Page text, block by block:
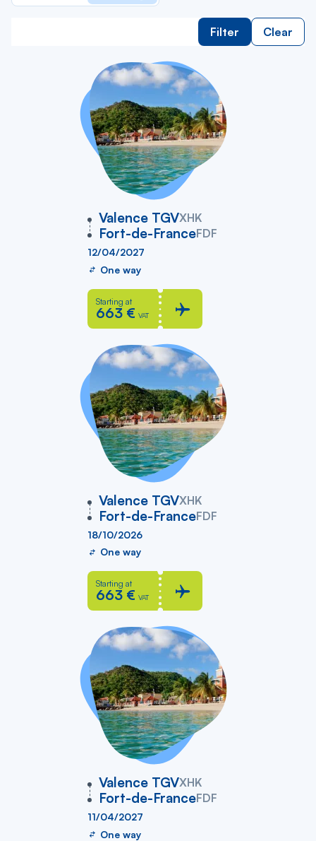
Filter Clear
Valence TGVXHK
vers
Fort-de-FranceFDF
12/04/2027
One way
Starting at
663 € VAT
Valence TGVXHK
vers
Fort-de-FranceFDF
18/10/2026
One way
Starting at
663 € VAT
Valence TGVXHK
vers
Fort-de-FranceFDF
11/04/2027
One way